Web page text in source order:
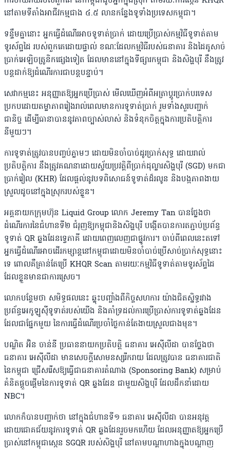
នៅតាមទីតាំងអាជីវកម្មជាង ៤.៥ លានកន្លែងទូទាំងប្រទេសកម្ពុជា។
ទន្ទឹមគ្នានោះ អ្នកធ្វើដំណើរអាចទូទាត់ប្រាក់ ដោយប្រើប្រាស់កម្មវិធីទូទាត់តាម
ទូរស័ព្ទដៃ របស់ពួកគេដោយផ្ទាល់ ខណៈដែលកម្មវិធីរបស់ធនាគារ និងដៃគូសាច់
ប្រាក់អេឡិចត្រូនិកផ្សេងទៀត ដែលមាននៅក្នុងទីផ្សារកម្ពុជា និងសិង្ហបុរី នឹងត្រូវ
បន្តដាក់ឱ្យដំណើរការជាបន្តបន្ទាប់។
សេវាកម្មនេះ អនុញ្ញាតឱ្យអ្នកប្រើប្រាស់ មើលឃើញអំពីអត្រាប្តូរប្រាក់បរទេស
ប្រកបដោយតម្លាភាពរៀងរាល់ពេលមានការទូទាត់ប្រាក់ រួមទាំងសួរបញ្ជាក់
ជានិច្ច ដើម្បីធានាបាននូវភាពច្បាស់លាស់ និងទំនុកចិត្តក្នុងការប្រតិបត្តិការ
នីមួយៗ។
ការទូទាត់ត្រូវបានបញ្ចប់ភ្លាមៗ ដោយមិនចាំបាច់ដូរប្រាក់សុទ្ធ ដោយរាល់
ប្រតិបត្តិការ នឹងត្រូវគណនាដោយស្វ័យប្រវត្តិពីប្រាក់ដុល្លារសិង្ហបុរី (SGD) មកជា
ប្រាក់រៀល (KHR) ដែលផ្តល់នូវបទពិសោធន៍ទូទាត់ដ៏រលូន និងបង្កភាពងាយ
ស្រួលដូចនៅក្នុងស្រុករបស់ខ្លួន។
អគ្គនាយកក្រុមហ៊ុន Liquid Group លោក Jeremy Tan បានថ្លែងថា
ដំណើរការនៃជំហានទី២ ជំរុញឱ្យកម្ពុជានិងសិង្ហបុរី បង្កើតបានការតភ្ជាប់ប្រព័ន្ធ
ទូទាត់ QR ឆ្លងដែនទ្វេភាគី ដោយពេញលេញជាផ្លូវការ។ ចាប់ពីពេលនេះតទៅ
អ្នកធ្វើដំណើរអាចដើរកម្សាន្តនៅកម្ពុជាដោយមិនចាំបាច់ប្រើសាច់ប្រាក់សុទ្ធនោះ
ទេ ពោលគឺគ្រាន់តែប្រើ KHQR Scan តាមរយៈកម្មវិធីទូទាត់តាមទូរស័ព្ទដៃ
ដែលខ្លួនមានជាការស្រេច។
លោកបន្ថែមថា សមិទ្ធផលនេះ ឆ្លុះបញ្ចាំងពីកិច្ចសហការ យ៉ាងជិតស្និទ្ធរវាង
ប្រព័ន្ធអេកូឡូស៊ីទូទាត់របស់យើង និងគាំទ្រដល់ការប្រើប្រាស់ការទូទាត់ឆ្លងដែន
ដែលជាផ្នែកមួយ នៃការធ្វើដំណើរប្រចាំថ្ងៃកាន់តែងាយស្រួលជាងមុន។
បណ្ឌិត អ៊ិន ចាន់នី ប្រធាននាយកប្រតិបត្តិ ធនាគារ អេស៊ីលីដា បានថ្លែងថា
ធនាគារ អេស៊ីលីដា មានសេចក្តីសោមនស្សរីករាយ ដែលត្រូវបាន ធនាគារជាតិ
នៃកម្ពុជា ជ្រើសរើសឱ្យធ្វើជាធនាគារតំណាង (Sponsoring Bank) សម្រាប់
គំនិតផ្តួចផ្តើមនៃការទូទាត់ QR ឆ្លងដែន ជាមួយសិង្ហបុរី ដែលដឹកនាំដោយ
NBC។
លោកក៏បានបញ្ជាក់ថា នៅក្នុងជំហានទី១ ធនាគារ អេស៊ីលីដា បានអនុវត្ត
ដោយជោគជ័យនូវការទូទាត់ QR ឆ្លងដែនរួចមកហើយ ដែលអនុញ្ញាតឱ្យអ្នកប្រើ
ប្រាស់នៅកម្ពុជាស្កេន SGQR របស់សិង្ហបុរី នៅតាមបណ្តាហាងក្នុងបណ្តាញ